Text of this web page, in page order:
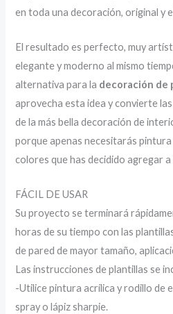
en toda una decoración, original y
El resultado es perfecto, muy
elegante y moderno al mismo
alternativa para la decoración de
aprovecha esta idea y convierte
de la más bella decoración de
porque apenas necesitarás
colores que has decidido agregar
FÁCIL DE USAR
Su proyecto se terminará
horas de su tiempo con las
de pared de mayor tamaño,
Las instrucciones de plantillas se
-Utilice pintura acrílica y rodillo de
spray o lápiz sharpie.